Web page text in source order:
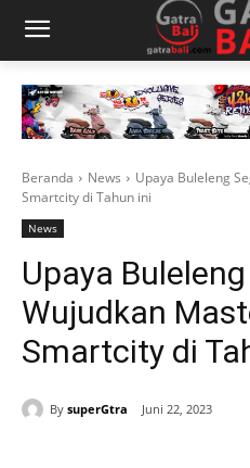
Beranda News
Upaya Buleleng
Smartcity di Tahun ini
News
Upaya
Wujudkan
Smartcity di
By superGtra Juni 22, 2023